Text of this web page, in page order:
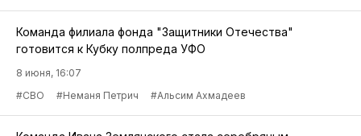
Команда филиала фонда "Защитники Отечества"
готовится к Кубку полпреда УФО
8 июня, 16:07
#СВО
#Неманя Петрич #Альсим Ахмадеев